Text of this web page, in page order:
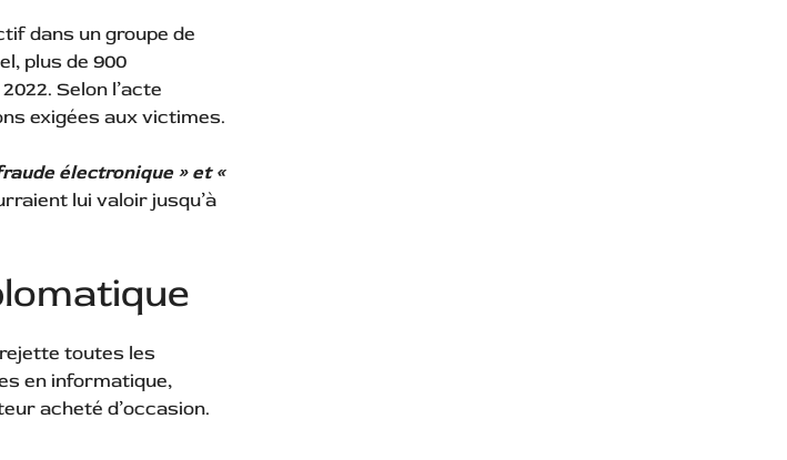
dans un groupe de
plus de 900
Selon l’acte
exigées aux victimes.
électronique » et «
lui valoir jusqu’à
toutes les
en informatique,
acheté d’occasion.